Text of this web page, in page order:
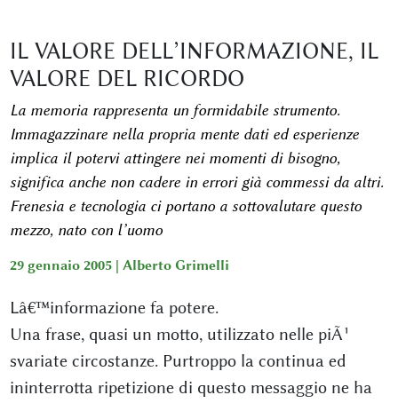
IL VALORE DELL’INFORMAZIONE, IL
VALORE DEL RICORDO
La memoria rappresenta un formidabile strumento.
Immagazzinare nella propria mente dati ed esperienze
implica il potervi attingere nei momenti di bisogno,
significa anche non cadere in errori già commessi da altri.
Frenesia e tecnologia ci portano a sottovalutare questo
mezzo, nato con l’uomo
29 gennaio 2005 | Alberto Grimelli
Lâ€™informazione fa potere.
Una frase, quasi un motto, utilizzato nelle piÃ¹
svariate circostanze. Purtroppo la continua ed
ininterrotta ripetizione di questo messaggio ne ha